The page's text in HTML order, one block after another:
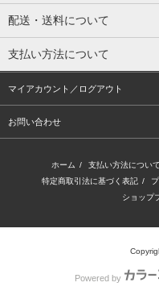
配送・送料について
支払い方法について
マイアカウント／ログアウト
お問い合わせ
ホーム / 支払い方法について
特定商取引法に基づく表記 /
ショップ
Powered by